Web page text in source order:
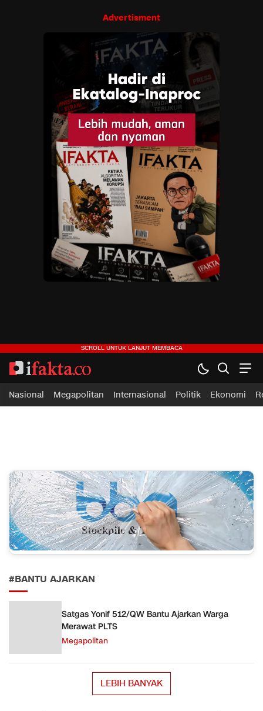
Advertisment
ifakta.co
#pastibenar
Nasional Megapolitan Internasional Politik Ekonomi
#BANTU AJARKAN
Satgas Yonif 512/QW Bantu Ajarkan Warga
Merawat PLTS
Megapolitan
LEBIH BANYAK